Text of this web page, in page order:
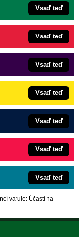
Vsaď teď
Vsaď teď
Vsaď teď
Vsaď teď
Vsaď teď
Vsaď teď
Vsaď teď
varuje: Účastí na